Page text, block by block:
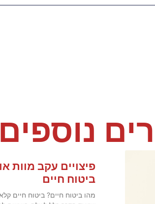
נוספים
פיצויים עקב מוות
ביטוח חיים
מהו ביטוח חיים? ביטוח חיים